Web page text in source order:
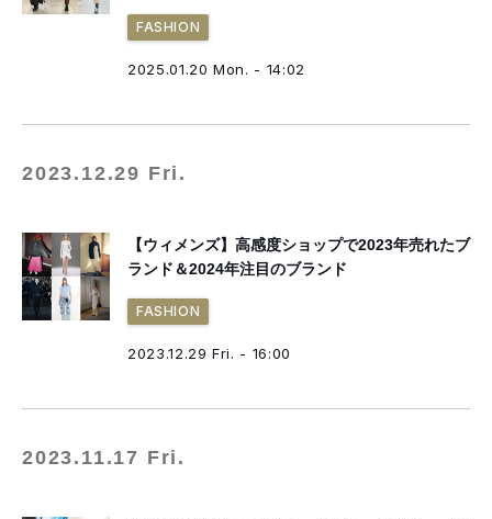
FASHION
2025.01.20 Mon. - 14:02
2023.12.29 Fri.
【ウィメンズ】高感度ショップで2023年売れたブ
ランド＆2024年注目のブランド
FASHION
2023.12.29 Fri. - 16:00
2023.11.17 Fri.